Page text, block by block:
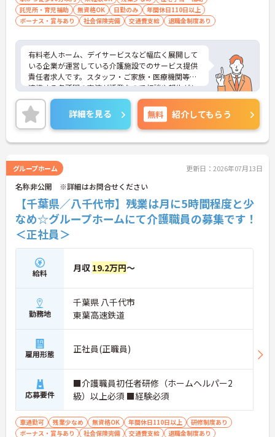
託児所・育児補助
無資格OK 日勤のみ
年間休日110日以上
ボーナス・賞与あり
社会保険完備 交通費支給 退職金制度あり
有料老人ホーム、デイサービスなど幅広く展開して
いる企業が運営している介護施設でのサービス提供
責任者求人です。スタッフ・ご家族・医療機関等、
連携する各所間の交流が活発なので相談や報告がし
やすく業務効率が高い環境です。ご興味のある方は
詳細やポイントをお伝え致しますのでお気軽にお問
い合わせ下さいませ。
詳細を見る 無料 紹介してもらう
グループホーム 更新日：2026年07月13日
名称非公開 ※詳細はお問合せください
【千葉県／八千代市】残業は月に5時間程度と少
なめ☆グループホームにて介護職員の募集です！
＜正社員＞
給料 月収 19.2万円～
勤務地
千葉県 八千代市
東葉高速鉄道
雇用形態 正社員(正職員)
応募要件
■介護職員初任者研修（ホームヘルパー2
級）以上必須 ■経験必須
車通勤可 残業少なめ 無資格OK 年間休日110日以上
研修制度あり
ボーナス・賞与あり
社会保険完備 交通費支給 退職金制度あり